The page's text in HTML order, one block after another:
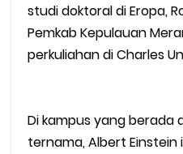
studi doktoral di Eropa,
Pemkab Kepulauan
perkuliahan di Charles
Di kampus yang berada
ternama, Albert